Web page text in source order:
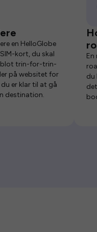
en HelloGlobe
kort, du skal
blot trin-for-trin-
på websitet for
er klar til at gå
destination.
du